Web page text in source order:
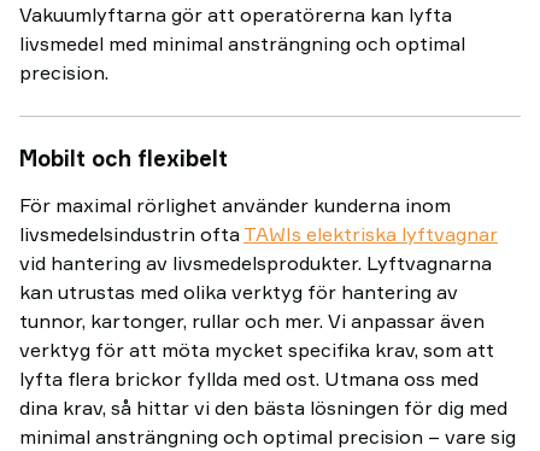
Vakuumlyftarna gör att operatörerna kan lyfta
livsmedel med minimal ansträngning och optimal
precision.
Mobilt och flexibelt
För maximal rörlighet använder kunderna inom
livsmedelsindustrin ofta TAWIs elektriska lyftvagnar
vid hantering av livsmedelsprodukter. Lyftvagnarna
kan utrustas med olika verktyg för hantering av
tunnor, kartonger, rullar och mer. Vi anpassar även
verktyg för att möta mycket specifika krav, som att
lyfta flera brickor fyllda med ost. Utmana oss med
dina krav, så hittar vi den bästa lösningen för dig med
minimal ansträngning och optimal precision – vare sig